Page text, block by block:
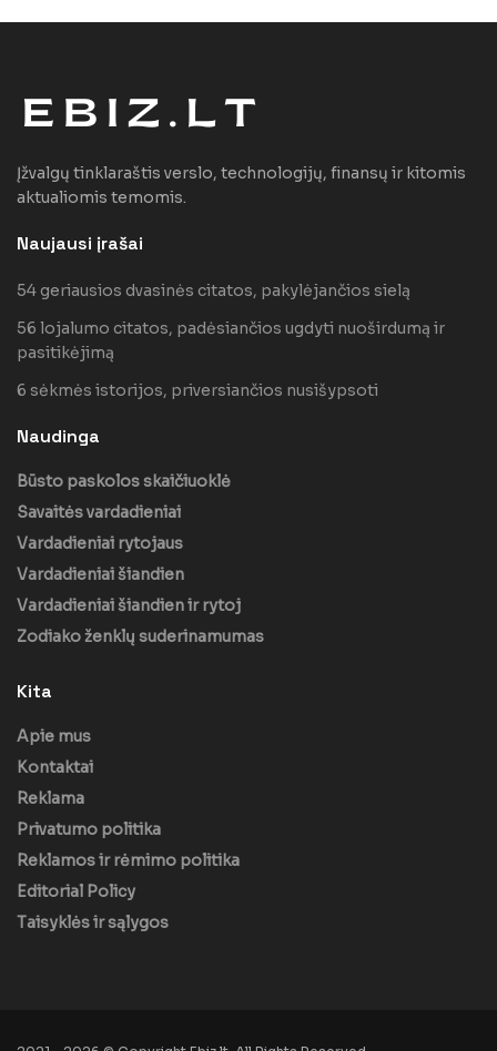
Įžvalgų tinklaraštis verslo, technologijų, finansų ir kitomis
aktualiomis temomis.
Naujausi įrašai
54 geriausios dvasinės citatos, pakylėjančios sielą
56 lojalumo citatos, padėsiančios ugdyti nuoširdumą ir
pasitikėjimą
6 sėkmės istorijos, priversiančios nusišypsoti
Naudinga
Būsto paskolos skaičiuoklė
Savaitės vardadieniai
Vardadieniai rytojaus
Vardadieniai šiandien
Vardadieniai šiandien ir rytoj
Zodiako ženklų suderinamumas
Kita
Apie mus
Kontaktai
Reklama
Privatumo politika
Reklamos ir rėmimo politika
Editorial Policy
Taisyklės ir sąlygos